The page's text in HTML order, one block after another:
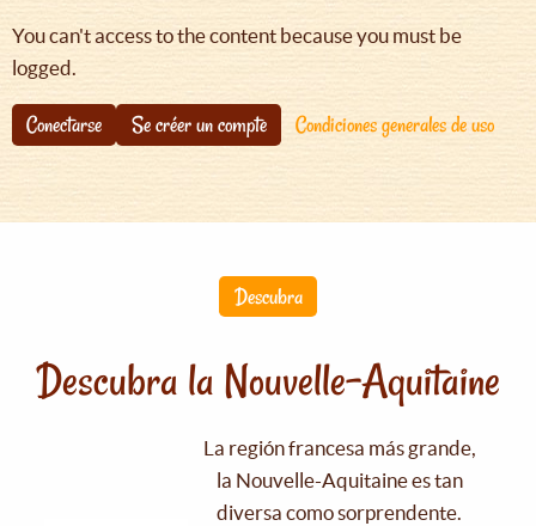
navegación
You can't access to the content because you must be
logged.
Conectarse Se créer un compte Condiciones generales de uso
Descubra
Descubra la Nouvelle-Aquitaine
La región francesa más grande,
la Nouvelle-Aquitaine es tan
diversa como sorprendente.